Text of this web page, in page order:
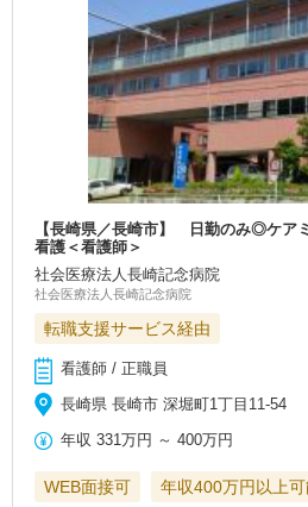
【長崎県／長崎市】 日勤のみ◎ケア
看護＜看護師＞
社会医療法人長崎記念病院
社会医療法人長崎記念病院
転職支援サービス経由
看護師 / 正職員
長崎県 長崎市 深堀町1丁目11-54
年収 331万円 ～400万円
WEB面接可
年収400万円以上